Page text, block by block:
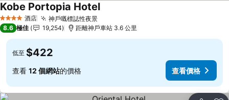
4 星級 酒店 神戶嘅標誌性夜景查看價格
Kobe Portopia Hotel查看價格
8.6 極佳 19,254 距離神戶車站 3.6 公里
低至 $422
查看 12 個網站的價格 查看價格